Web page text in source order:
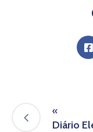
«
Diário